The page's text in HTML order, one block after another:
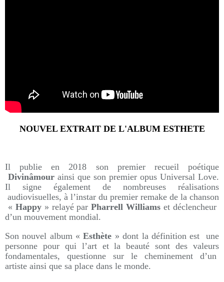
NOUVEL EXTRAIT DE L'ALBUM ESTHETE
Il publie en 2018 son premier recueil poétique
Divinâmour ainsi que son premier opus Universal Love.
Il signe également de nombreuses réalisations
audiovisuelles, à l’instar du premier remake de la chanson
« Happy» relayé par Pharrell Williams et déclencheur
d’un mouvement mondial.
Son nouvel album «Esthète » dont la définition est une
personne pour qui l’art et la beauté sont des valeurs
fondamentales, questionne sur le cheminement d’un
artiste ainsi que sa place dans le monde.